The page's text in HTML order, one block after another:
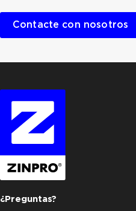
Contacte con nosotros
¿Preguntas?